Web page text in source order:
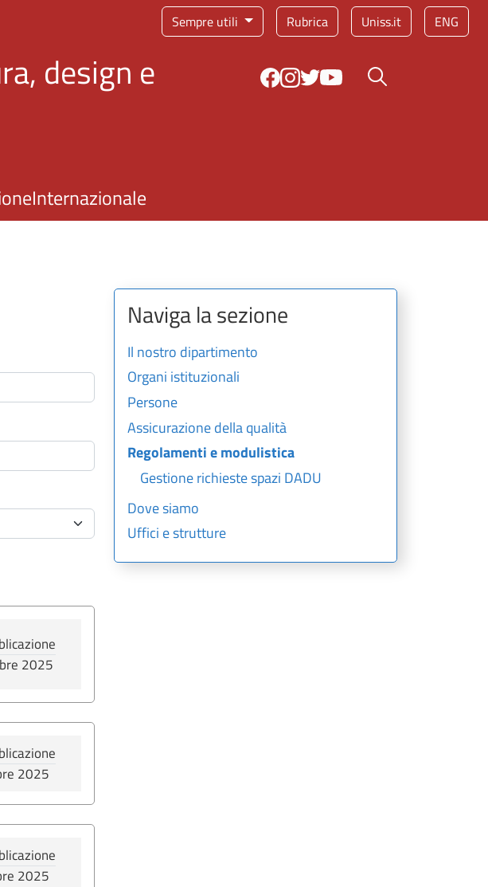
Sempre utili Rubrica Uniss.it ENG
design e Bottone cerca
Internazionale
2025
2025
2025
Naviga la sezione
Il nostro dipartimento
Organi istituzionali
Persone
Assicurazione della qualità
Regolamenti e modulistica
Gestione richieste spazi DADU
Dove siamo
Uffici e strutture